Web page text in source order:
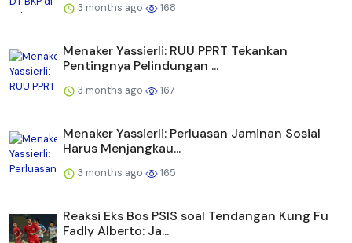
3 months ago 168
Menaker Yassierli: RUU PPRT Tekankan
Pentingnya Pelindungan ...
3 months ago 167
Menaker Yassierli: Perluasan Jaminan Sosial
Harus Menjangkau...
3 months ago 165
Reaksi Eks Bos PSIS soal Tendangan Kung Fu
Fadly Alberto: Ja...